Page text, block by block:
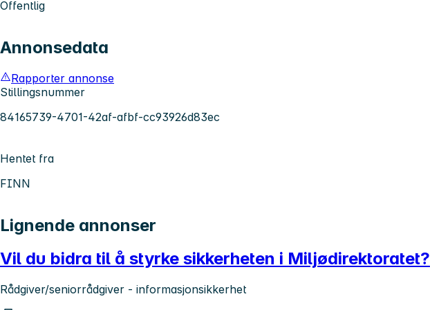
Offentlig
Annonsedata
Rapporter annonse
Stillingsnummer
84165739-4701-42af-afbf-cc93926d83ec
Hentet fra
FINN
Lignende annonser
Vil du bidra til å styrke sikkerheten i Miljødirektoratet?
Rådgiver/seniorrådgiver - informasjonsikkerhet